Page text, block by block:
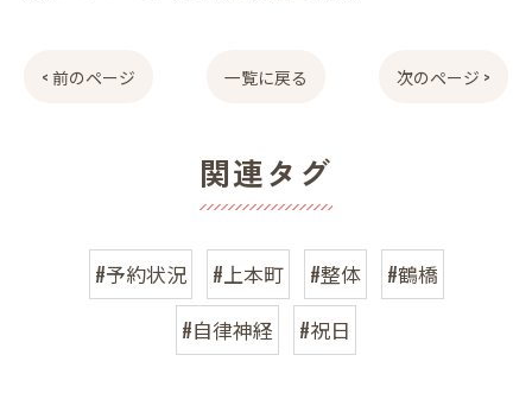
< 前のページ 一覧に戻る 次のページ >
関連タグ
#予約状況 #上本町 #整体
#鶴橋
#自律神経
#祝日